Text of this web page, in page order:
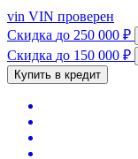
vin VIN проверен
Скидка до 250 000 ₽
Скидка до 150 000 ₽
Купить в кредит